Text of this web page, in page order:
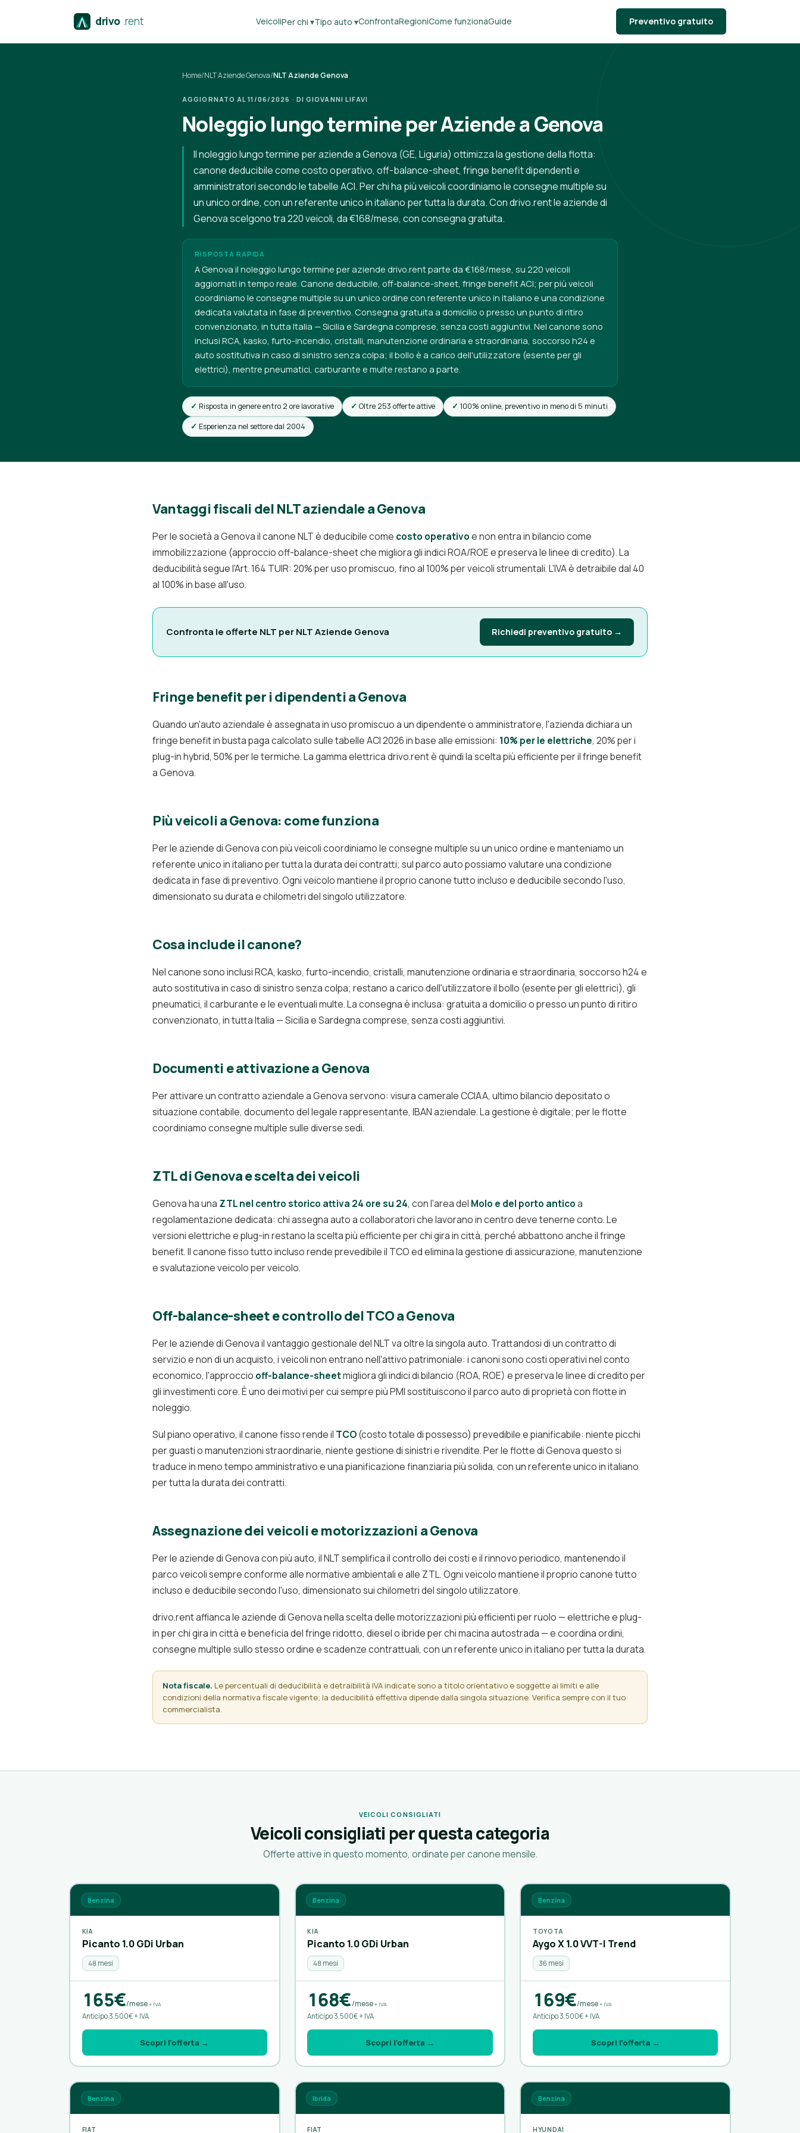
drivo .rent VeicoliPer chi ▾Tipo auto ▾ConfrontaRegioniCome funzionaGuide Preventivo gratuito
Home/NLT Aziende Genova/NLT Aziende Genova
AGGIORNATO AL 11/06/2026 · DI GIOVANNI LIFAVI
Noleggio lungo termine per Aziende a Genova
Il noleggio lungo termine per aziende a Genova (GE, Liguria) ottimizza la gestione della flotta:
canone deducibile come costo operativo, off-balance-sheet, fringe benefit dipendenti e
amministratori secondo le tabelle ACI. Per chi ha più veicoli coordiniamo le consegne multiple su
un unico ordine, con un referente unico in italiano per tutta la durata. Con drivo.rent le aziende di
Genova scelgono tra 220 veicoli, da €168/mese, con consegna gratuita.
RISPOSTA RAPIDA
A Genova il noleggio lungo termine per aziende drivo.rent parte da €168/mese, su 220 veicoli
aggiornati in tempo reale. Canone deducibile, off-balance-sheet, fringe benefit ACI; per più veicoli
coordiniamo le consegne multiple su un unico ordine con referente unico in italiano e una condizione
dedicata valutata in fase di preventivo. Consegna gratuita a domicilio o presso un punto di ritiro
convenzionato, in tutta Italia — Sicilia e Sardegna comprese, senza costi aggiuntivi. Nel canone sono
inclusi RCA, kasko, furto-incendio, cristalli, manutenzione ordinaria e straordinaria, soccorso h24 e
auto sostitutiva in caso di sinistro senza colpa; il bollo è a carico dell'utilizzatore (esente per gli
elettrici), mentre pneumatici, carburante e multe restano a parte.
Risposta in genere entro 2 ore lavorative Oltre 253 offerte attive
100% online, preventivo in meno di 5 minuti
Esperienza nel settore dal 2004
Vantaggi fiscali del NLT aziendale a Genova
Per le società a Genova il canone NLT è deducibile come costo operativoe non entra in bilancio come
immobilizzazione (approccio off-balance-sheet che migliora gli indici ROA/ROE e preserva le linee di credito). La
deducibilità segue l'Art. 164 TUIR: 20% per uso promiscuo, fino al 100% per veicoli strumentali. L'IVA è detraibile dal 40
al 100% in base all'uso.
Confronta le offerte NLT per NLT Aziende Genova Richiedi preventivo gratuito →
Fringe benefit per i dipendenti a Genova
Quando un'auto aziendale è assegnata in uso promiscuo a un dipendente o amministratore, l'azienda dichiara un
fringe benefit in busta paga calcolato sulle tabelle ACI 2026 in base alle emissioni: 10% per le elettriche, 20% per i
plug-in hybrid, 50% per le termiche. La gamma elettrica drivo.rent è quindi la scelta più efficiente per il fringe benefit
a Genova.
Più veicoli a Genova: come funziona
Per le aziende di Genova con più veicoli coordiniamo le consegne multiple su un unico ordine e manteniamo un
referente unico in italiano per tutta la durata dei contratti; sul parco auto possiamo valutare una condizione
dedicata in fase di preventivo. Ogni veicolo mantiene il proprio canone tutto incluso e deducibile secondo l'uso,
dimensionato su durata e chilometri del singolo utilizzatore.
Cosa include il canone?
Nel canone sono inclusi RCA, kasko, furto-incendio, cristalli, manutenzione ordinaria e straordinaria, soccorso h24 e
auto sostitutiva in caso di sinistro senza colpa; restano a carico dell'utilizzatore il bollo (esente per gli elettrici), gli
pneumatici, il carburante e le eventuali multe. La consegna è inclusa: gratuita a domicilio o presso un punto di ritiro
convenzionato, in tutta Italia — Sicilia e Sardegna comprese, senza costi aggiuntivi.
Documenti e attivazione a Genova
Per attivare un contratto aziendale a Genova servono: visura camerale CCIAA, ultimo bilancio depositato o
situazione contabile, documento del legale rappresentante, IBAN aziendale. La gestione è digitale; per le flotte
coordiniamo consegne multiple sulle diverse sedi.
ZTL di Genova e scelta dei veicoli
Genova ha una ZTL nel centro storico attiva 24 ore su 24, con l'area del Molo e del porto anticoa
regolamentazione dedicata: chi assegna auto a collaboratori che lavorano in centro deve tenerne conto. Le
versioni elettriche e plug-in restano la scelta più efficiente per chi gira in città, perché abbattono anche il fringe
benefit. Il canone fisso tutto incluso rende prevedibile il TCO ed elimina la gestione di assicurazione, manutenzione
e svalutazione veicolo per veicolo.
Off-balance-sheet e controllo del TCO a Genova
Per le aziende di Genova il vantaggio gestionale del NLT va oltre la singola auto. Trattandosi di un contratto di
servizio e non di un acquisto, i veicoli non entrano nell'attivo patrimoniale: i canoni sono costi operativi nel conto
economico, l'approccio off-balance-sheetmigliora gli indici di bilancio (ROA, ROE) e preserva le linee di credito per
gli investimenti core. È uno dei motivi per cui sempre più PMI sostituiscono il parco auto di proprietà con flotte in
noleggio.
Sul piano operativo, il canone fisso rende il TCO(costo totale di possesso) prevedibile e pianificabile: niente picchi
per guasti o manutenzioni straordinarie, niente gestione di sinistri e rivendite. Per le flotte di Genova questo si
traduce in meno tempo amministrativo e una pianificazione finanziaria più solida, con un referente unico in italiano
per tutta la durata dei contratti.
Assegnazione dei veicoli e motorizzazioni a Genova
Per le aziende di Genova con più auto, il NLT semplifica il controllo dei costi e il rinnovo periodico, mantenendo il
parco veicoli sempre conforme alle normative ambientali e alle ZTL. Ogni veicolo mantiene il proprio canone tutto
incluso e deducibile secondo l'uso, dimensionato sui chilometri del singolo utilizzatore.
drivo.rent affianca le aziende di Genova nella scelta delle motorizzazioni più efficienti per ruolo — elettriche e plug-
in per chi gira in città e beneficia del fringe ridotto, diesel o ibride per chi macina autostrada — e coordina ordini,
consegne multiple sullo stesso ordine e scadenze contrattuali, con un referente unico in italiano per tutta la durata.
Nota fiscale. Le percentuali di deducibilità e detraibilità IVA indicate sono a titolo orientativo e soggette ai limiti e alle
condizioni della normativa fiscale vigente; la deducibilità effettiva dipende dalla singola situazione. Verifica sempre con il tuo
commercialista.
VEICOLI CONSIGLIATI
Veicoli consigliati per questa categoria
Offerte attive in questo momento, ordinate per canone mensile.
Benzina
KIA
Picanto 1.0 GDi Urban
48 mesi
165€/mese+ IVA
Anticipo 3.500€ + IVA
Scopri l’offerta →
Benzina
KIA
Picanto 1.0 GDi Urban
48 mesi
168€/mese+ IVA
Anticipo 3.500€ + IVA
Scopri l’offerta →
Benzina
TOYOTA
Aygo X 1.0 VVT-I Trend
36 mesi
169€/mese+ IVA
Anticipo 3.500€ + IVA
Scopri l’offerta →
Benzina
FIAT
Ibrida
FIAT
Benzina
HYUNDAI